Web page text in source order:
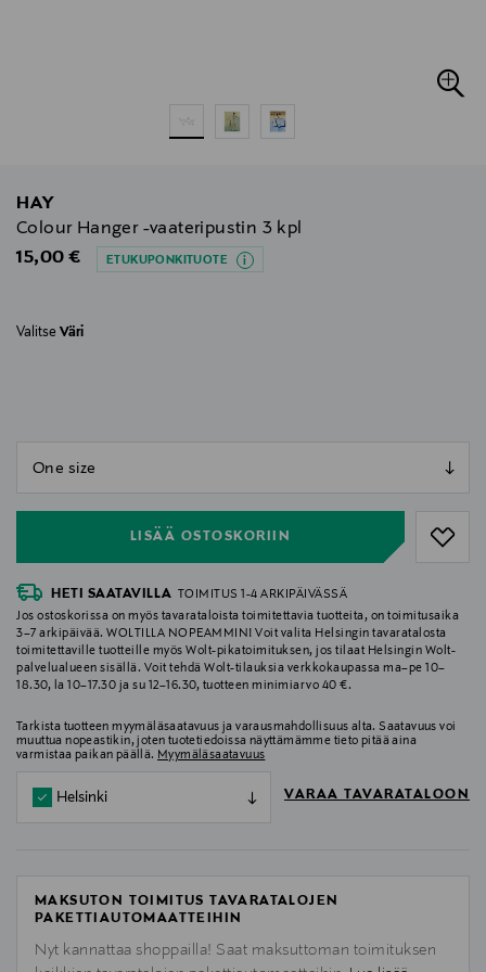
HAY
Colour Hanger -vaateripustin 3 kpl
Original Price
15,00 € ETUKUPONKITUOTE
Valitse Väri
LISÄÄ OSTOSKORIIN
HETI SAATAVILLA
TOIMITUS 1-4 ARKIPÄIVÄSSÄ
Jos ostoskorissa on myös tavarataloista toimitettavia tuotteita, on toimitusaika
3–7 arkipäivää. WOLTILLA NOPEAMMIN! Voit valita Helsingin tavaratalosta
toimitettaville tuotteille myös Wolt-pikatoimituksen, jos tilaat Helsingin Wolt-
palvelualueen sisällä. Voit tehdä Wolt-tilauksia verkkokaupassa ma–pe 10–
18.30, la 10–17.30 ja su 12–16.30, tuotteen minimiarvo 40 €.
Tarkista tuotteen myymäläsaatavuus ja varausmahdollisuus alta. Saatavuus voi
muuttua nopeastikin, joten tuotetiedoissa näyttämämme tieto pitää aina
varmistaa paikan päällä. Myymäläsaatavuus
Helsinki VARAA TAVARATALOON
MAKSUTON TOIMITUS TAVARATALOJEN
PAKETTIAUTOMAATTEIHIN
Nyt kannattaa shoppailla! Saat maksuttoman toimituksen